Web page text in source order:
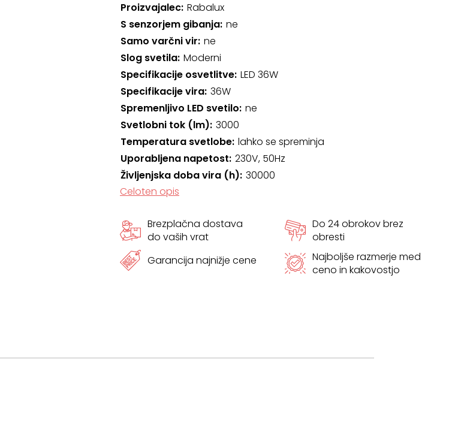
Proizvajalec Rabalux
S senzorjem gibanja ne
Samo varčni vir ne
Slog svetila Moderni
Specifikacije osvetlitve LED 36W
Specifikacije vira 36W
Spremenljivo LED svetilo ne
Svetlobni tok (lm) 3000
Temperatura svetlobe lahko se spreminja
Uporabljena napetost 230V, 50Hz
Življenjska doba vira (h) 30000
Celoten opis
Brezplačna dostava
do vaših vrat
Do 24 obrokov brez
obresti
Garancija najnižje cene
Najboljše razmerje med
ceno in kakovostjo